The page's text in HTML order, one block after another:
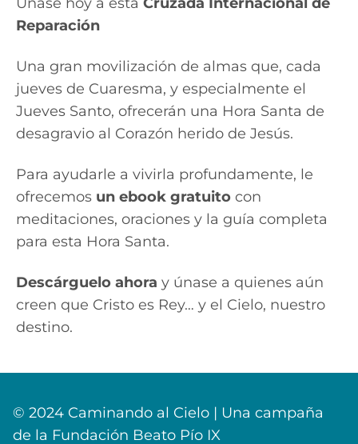
Reparación
Una gran movilización de almas que, cada
jueves de Cuaresma, y especialmente el
Jueves Santo, ofrecerán una Hora Santa de
desagravio al Corazón herido de Jesús.
Para ayudarle a vivirla profundamente, le
ofrecemos un ebook gratuito con
meditaciones, oraciones y la guía completa
para esta Hora Santa.
Descárguelo ahora y únase a quienes aún
creen que Cristo es Rey… y el Cielo, nuestro
destino.
© 2024 Caminando al Cielo | Una campaña
de la Fundación Beato Pío IX